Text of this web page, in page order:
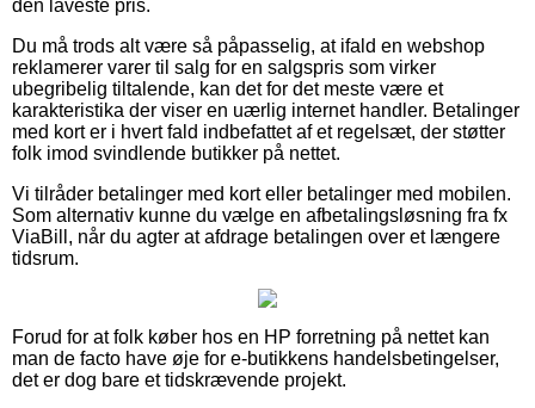
den laveste pris.
Du må trods alt være så påpasselig, at ifald en webshop
reklamerer varer til salg for en salgspris som virker
ubegribelig tiltalende, kan det for det meste være et
karakteristika der viser en uærlig internet handler. Betalinger
med kort er i hvert fald indbefattet af et regelsæt, der støtter
folk imod svindlende butikker på nettet.
Vi tilråder betalinger med kort eller betalinger med mobilen.
Som alternativ kunne du vælge en afbetalingsløsning fra fx
ViaBill, når du agter at afdrage betalingen over et længere
tidsrum.
Forud for at folk køber hos en HP forretning på nettet kan
man de facto have øje for e-butikkens handelsbetingelser,
det er dog bare et tidskrævende projekt.